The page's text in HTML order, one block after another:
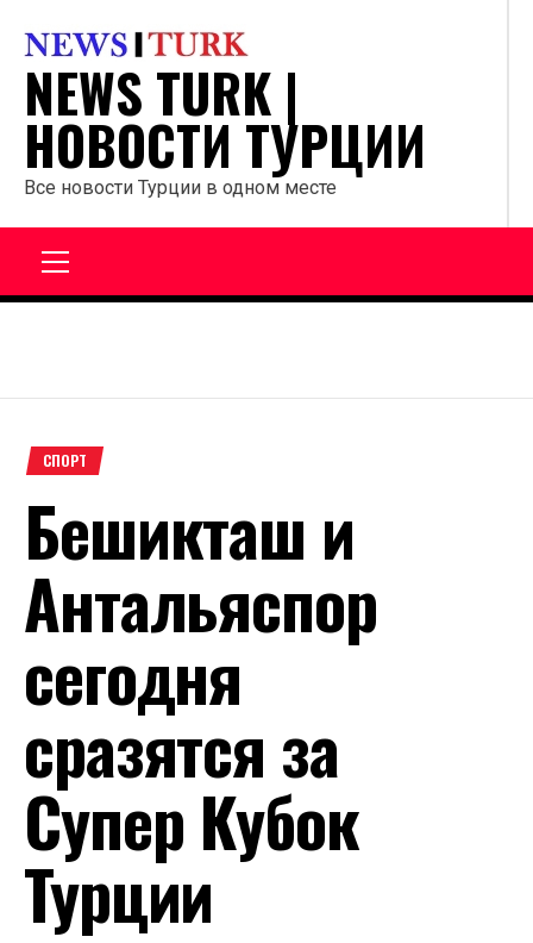
содержанию
NEWS TURK |
НОВОСТИ ТУРЦИИ
Все новости Турции в одном месте
СПОРТ
Бешикташ и
Антальяспор
сегодня
сразятся за
Супер Кубок
Турции